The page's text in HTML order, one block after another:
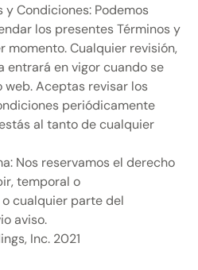
y Condiciones: Podemos
los presentes Términos y
momento. Cualquier revisión,
entrará en vigor cuando se
Aceptas revisar los
periódicamente
al tanto de cualquier
Nos reservamos el derecho
temporal o
cualquier parte del
aviso.
Inc. 2021